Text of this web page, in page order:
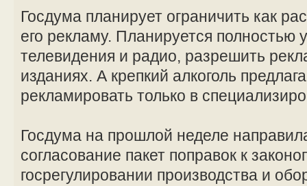
Госдума планирует ограничить как
его рекламу. Планируется полностью
телевидения и радио, разрешить
изданиях. А крепкий алкоголь
рекламировать только в
Госдума на прошлой неделе
согласование пакет поправок к
госрегулировании производства и